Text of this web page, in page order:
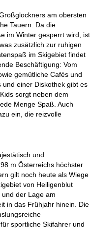
am obersten
Tauern. Da die
im Winter gesperrt wird, ist
zusätzlich zur ruhigen
im Skigebiet findet
Beschäftigung: Vom
gemütliche Cafés und
und einer Diskothek gibt es
sorgt neben dem
Menge Spaß. Auch
ein, die reizvolle
und
m Österreichs höchster
gilt noch heute als Wiege
von Heiligenblut
der Lage am
in das Frühjahr hinein. Die
sportliche Skifahrer und